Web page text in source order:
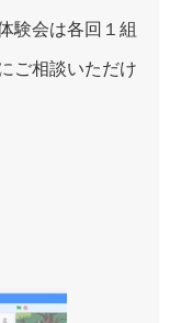
験会は各回１組
ご相談いただけ